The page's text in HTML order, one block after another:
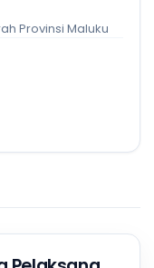
Provinsi Maluku